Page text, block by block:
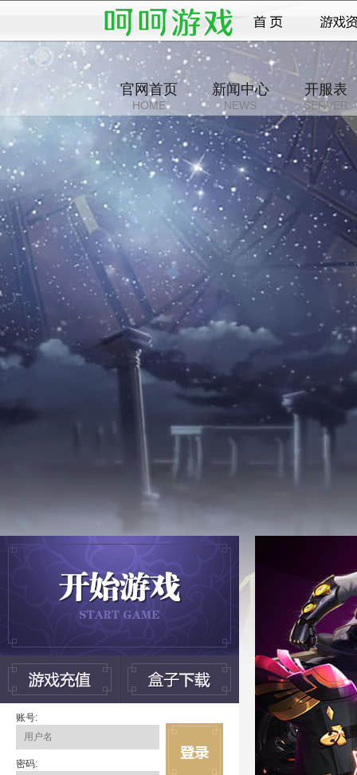
官网首页
HOME
新闻中心
NEWS
开服表
SERVER
账号:
密码: